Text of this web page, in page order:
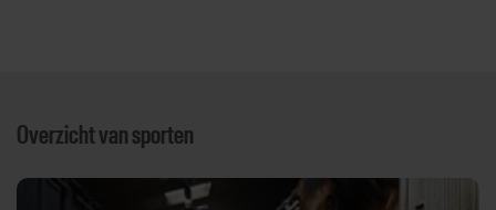
Overzicht van sporten